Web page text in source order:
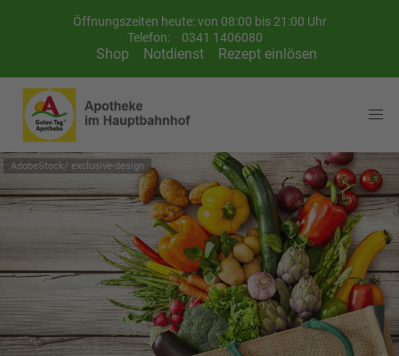
Öffnungszeiten heute: von 08:00 bis 21:00 Uhr
Telefon:
0341 1406080
Shop Notdienst Rezept einlösen
AdobeStock/ exclusive-design